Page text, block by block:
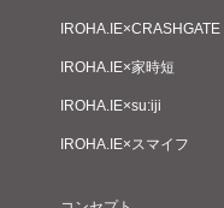
IROHA.IE×CRASHGATE
IROHA.IE×家時短
IROHA.IE×su:iji
IROHA.IE×スマイフ